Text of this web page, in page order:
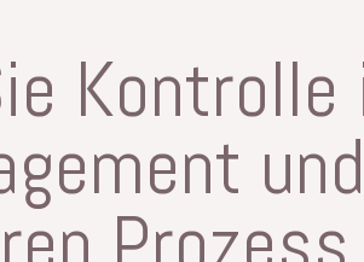
Kontrolle